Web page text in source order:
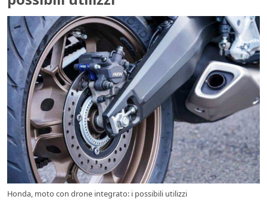
Honda, moto con drone integrato: i possibili utilizzi